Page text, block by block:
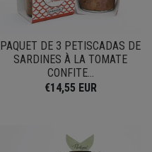
PAQUET DE 3 PETISCADAS DE
SARDINES À LA TOMATE
CONFITE...
€14,55 EUR